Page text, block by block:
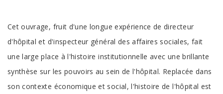
Cet ouvrage, fruit d'une longue expérience de directeur
d'hôpital et d'inspecteur général des affaires sociales, fait
une large place à l'histoire institutionnelle avec une brillante
synthèse sur les pouvoirs au sein de l'hôpital. Replacée dans
son contexte économique et social, l'histoire de l'hôpital est